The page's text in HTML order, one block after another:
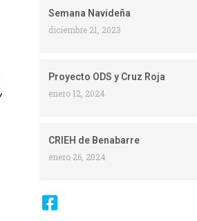
Semana Navideña
diciembre 21, 2023
Proyecto ODS y Cruz Roja
enero 12, 2024
CRIEH de Benabarre
enero 26, 2024